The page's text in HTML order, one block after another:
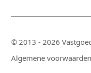
© 2013 - 2026
Algemene voorwaarden